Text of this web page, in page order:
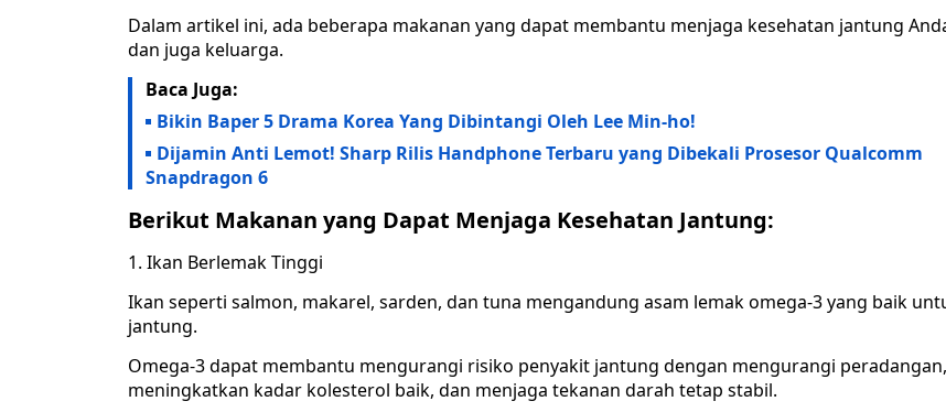
Dalam artikel ini, ada beberapa makanan yang dapat membantu menjaga kesehatan jantung
dan juga keluarga.
Baca Juga:
Bikin Baper 5 Drama Korea Yang Dibintangi Oleh Lee Min-ho!
Dijamin Anti Lemot! Sharp Rilis Handphone Terbaru yang Dibekali Prosesor Qualcomm
Snapdragon 6
Berikut Makanan yang Dapat Menjaga Kesehatan Jantung:
Ikan Berlemak Tinggi
Ikan seperti salmon, makarel, sarden, dan tuna mengandung asam lemak omega-3 yang baik
jantung.
Omega-3 dapat membantu mengurangi risiko penyakit jantung dengan mengurangi peradangan,
meningkatkan kadar kolesterol baik, dan menjaga tekanan darah tetap stabil.